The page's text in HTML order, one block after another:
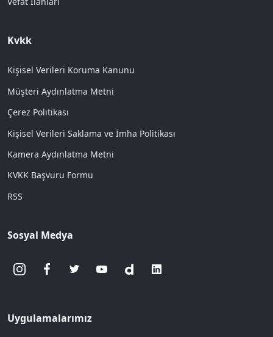
Kvkk
Kişisel Verileri Koruma Kanunu
Müşteri Aydınlatma Metni
Çerez Politikası
Kişisel Verileri Saklama ve İmha Politikası
Kamera Aydınlatma Metni
KVKK Başvuru Formu
RSS
Sosyal Medya
Uygulamalarımız